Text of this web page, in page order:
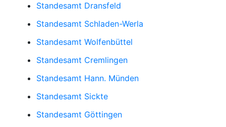
Standesamt Dransfeld
Standesamt Schladen-Werla
Standesamt Wolfenbüttel
Standesamt Cremlingen
Standesamt Hann. Münden
Standesamt Sickte
Standesamt Göttingen